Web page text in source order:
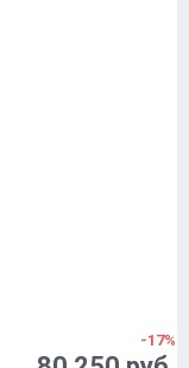
-17%